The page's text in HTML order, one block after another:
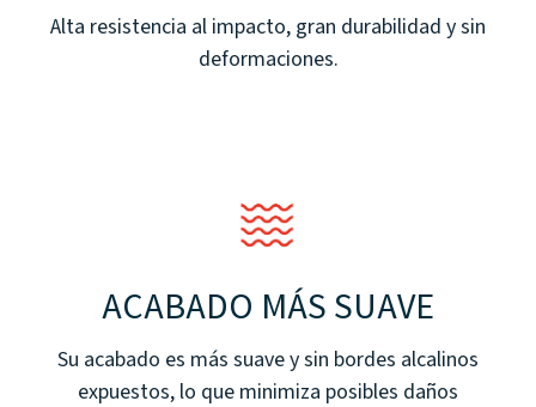
Alta resistencia al impacto, gran durabilidad y sin
deformaciones.
ACABADO MÁS SUAVE
Su acabado es más suave y sin bordes alcalinos
expuestos, lo que minimiza posibles daños